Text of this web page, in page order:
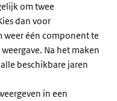
om twee
dan voor
weer één component te
Na het maken
beschikbare jaren
in een